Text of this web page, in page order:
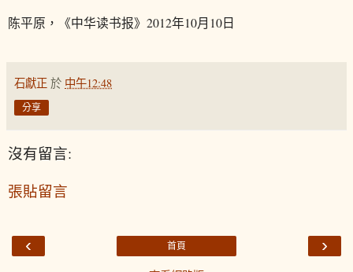
陈平原，《中华读书报》2012年10月10日
石獻正 於 中午12:48
分享
沒有留言:
張貼留言
‹ ›
首頁